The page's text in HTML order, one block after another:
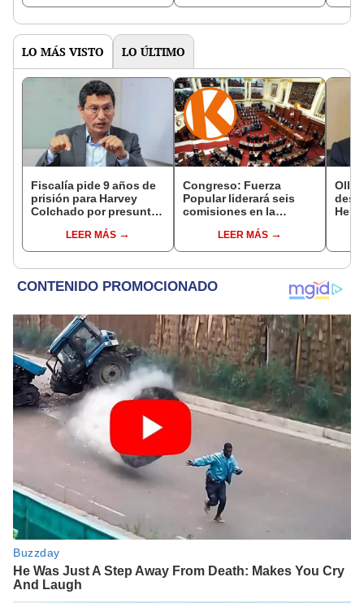
LO MÁS VISTO LO ÚLTIMO
Fiscalía pide 9 años de
prisión para Harvey
Colchado por presunta
incompatible y falsedad
ideológica
LEER MÁS
Congreso: Fuerza
Popular liderará seis
comisiones en la
LEER MÁS